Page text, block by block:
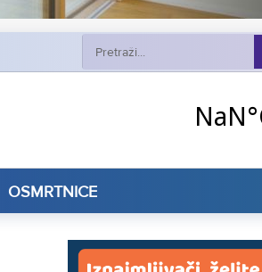
OSMRTNICE